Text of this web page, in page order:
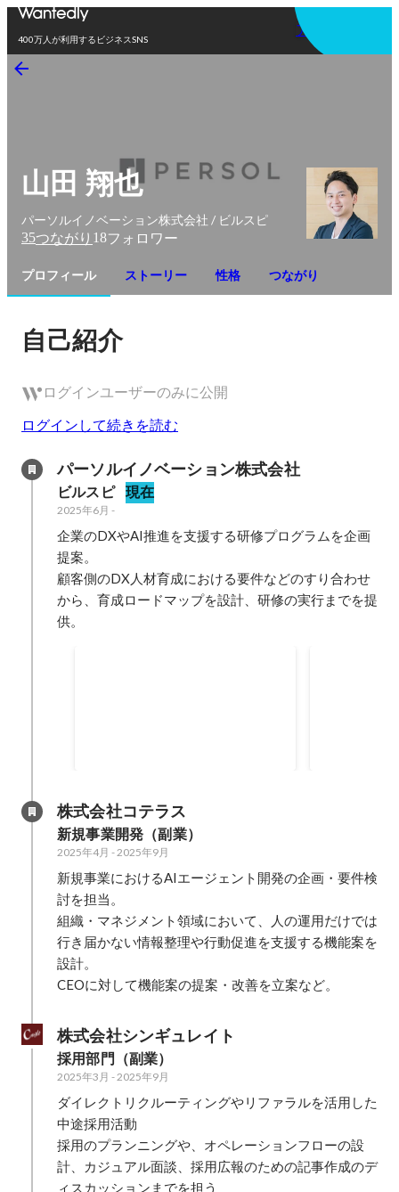
400万人が利用するビジネスSNS
アプリを使う
山田 翔也
パーソルイノベーション株式会社 / ビルスピ
35つながり 18フォロワー
プロフィール ストーリー 性格 つながり
自己紹介
ログインユーザーのみに公開
ログインして続きを読む
パーソルイノベーション株式会社
ビルスピ 現在
2025年6月 -
企業のDXやAI推進を支援する研修プログラムを企画
提案。
顧客側のDX人材育成における要件などのすり合わせ
から、育成ロードマップを設計、研修の実行までを提
株式会社コテラス
新規事業開発（副業）
2025年4月 -2025年9月
新規事業におけるAIエージェント開発の企画・要件検
討を担当。
組織・マネジメント領域において、人の運用だけでは
行き届かない情報整理や行動促進を支援する機能案を
設計。
CEOに対して機能案の提案・改善を立案など。
株式会社シンギュレイト
採用部門（副業）
2025年3月 -2025年9月
ダイレクトリクルーティングやリファラルを活用した
中途採用活動
採用のプランニングや、オペレーションフローの設
計、カジュアル面談、採用広報のための記事作成のデ
ィスカッションまでを担う